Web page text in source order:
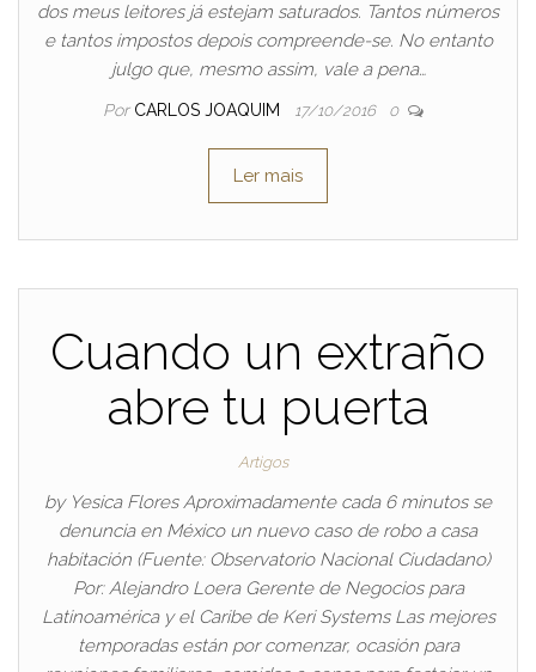
dos meus leitores já estejam saturados. Tantos números
e tantos impostos depois compreende-se. No entanto
julgo que, mesmo assim, vale a pena…
Por CARLOS JOAQUIM 17/10/2016 0
Ler mais
Cuando un extraño
abre tu puerta
Artigos
by Yesica Flores Aproximadamente cada 6 minutos se
denuncia en México un nuevo caso de robo a casa
habitación (Fuente: Observatorio Nacional Ciudadano)
Por: Alejandro Loera Gerente de Negocios para
Latinoamérica y el Caribe de Keri Systems Las mejores
temporadas están por comenzar, ocasión para